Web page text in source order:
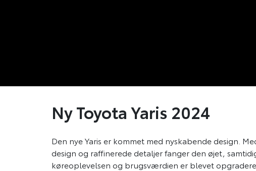
Ny Toyota Yaris 2024
Den nye Yaris er kommet med nyskabende design.
design og raffinerede detaljer fanger den øjet,
køreoplevelsen og brugsværdien er blevet